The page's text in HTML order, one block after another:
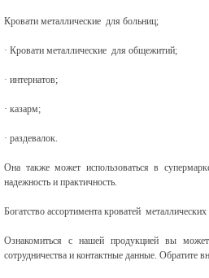
Кровати металлические для больниц;
· Кровати металлические для общежитий;
· интернатов;
· казарм;
· раздевалок.
Она также может использоваться в
надежность и практичность.
Богатство ассортимента кроватей
Ознакомиться с нашей продукцией вы
сотрудничества и контактные данные.